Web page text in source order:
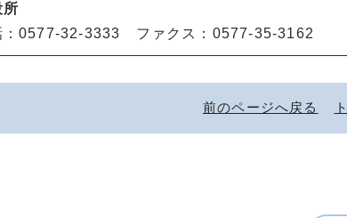
所
：0577-32-3333 ファクス：0577-35-3162
前のページへ戻る